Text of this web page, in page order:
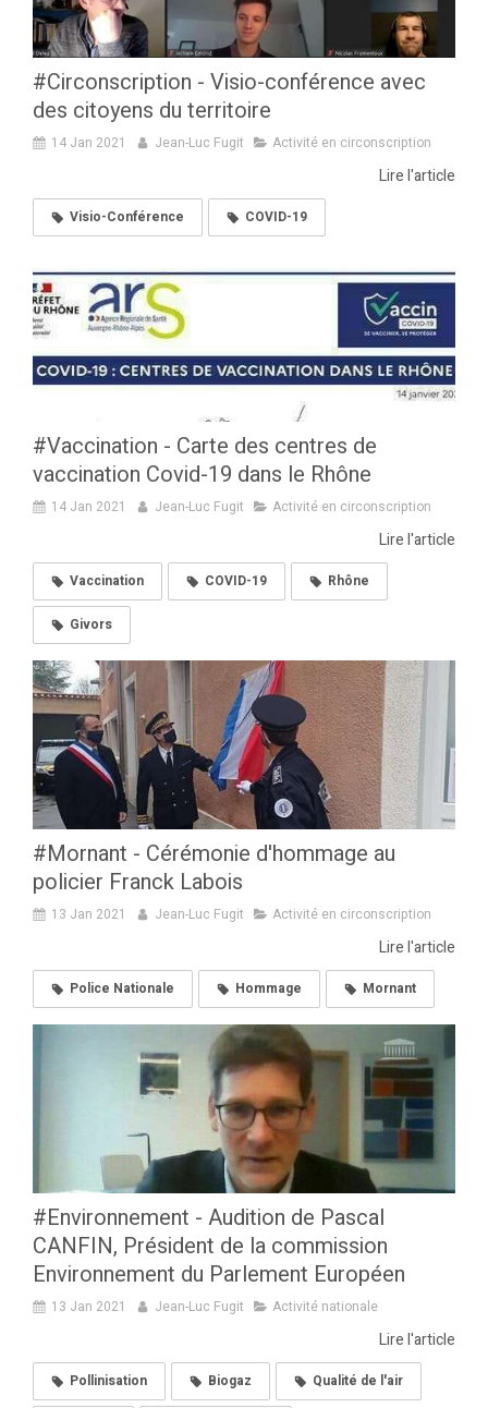
#Circonscription - Visio-conférence avec
des citoyens du territoire
14 Jan 2021 Jean-Luc Fugit Activité en circonscription
Lire l'article
Visio-Conférence COVID-19
#Vaccination - Carte des centres de
vaccination Covid-19 dans le Rhône
14 Jan 2021 Jean-Luc Fugit Activité en circonscription
Lire l'article
Vaccination COVID-19 Rhône
Givors
#Mornant - Cérémonie d'hommage au
policier Franck Labois
13 Jan 2021 Jean-Luc Fugit Activité en circonscription
Lire l'article
Police Nationale Hommage Mornant
#Environnement - Audition de Pascal
CANFIN, Président de la commission
Environnement du Parlement Européen
13 Jan 2021 Jean-Luc Fugit Activité nationale
Lire l'article
Pollinisation Biogaz Qualité de l'air